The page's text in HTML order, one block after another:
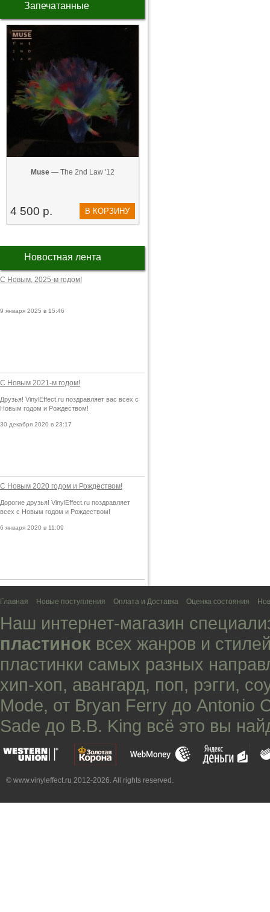
Запечатанные
Muse — The 2nd Law '12
4 500 р. В КОРЗИНУ
Новостная лента
С Новым, 2025-м годом!
9 января 2025 в 15:46
С Новым 2021-м годом!
Друзья! VinylEffect.ru поздравляет вас всех с
Новым годом и Рождеством!
30 декабря 2020 в 23:17
С Новым 2020 годом и Рождеством!
Дорогие друзья! VinylEffect.ru поздравляет
всех с Новым годом и Рождеством!
6 января 2020 в 11:09
Главная Новые поступления Оплата и Доставка Оценка состояния
Наш интернет-магазин
пластинок всех жанров и
пластинки самых разных
хип-хоп, авангард, поп, рэгги,
Mode, от Bryan Ferry до Antonio
Sade до B.B. King всё это вы
© www.vinyleffect.ru 2012-2026. All rights reserved.